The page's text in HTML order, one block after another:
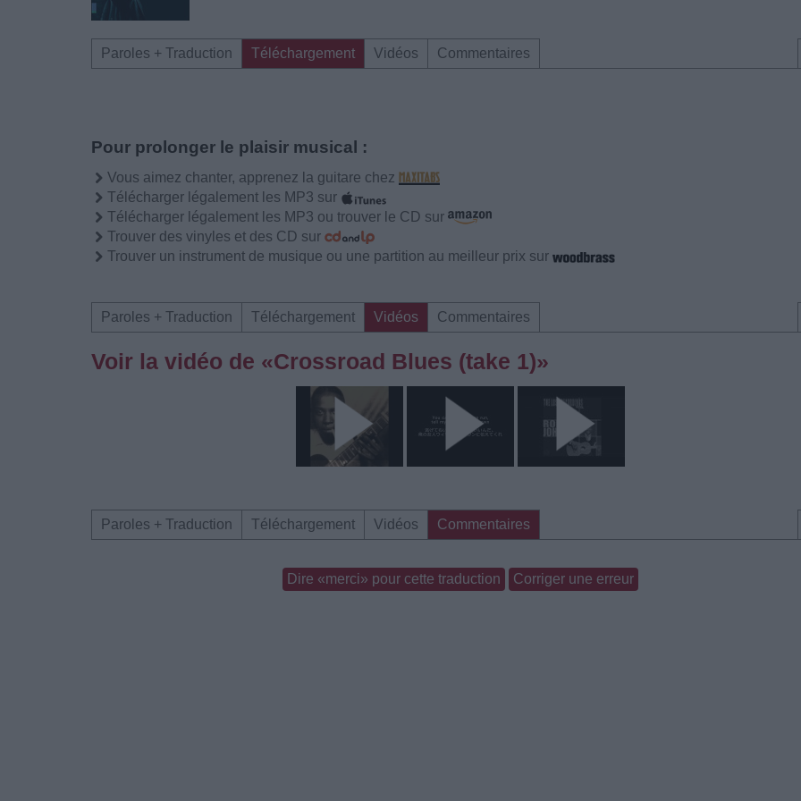
Paroles + Traduction Téléchargement Vidéos Commentaires
Pour prolonger le plaisir musical :
Vous aimez chanter, apprenez la guitare chez
Télécharger légalement les MP3 sur
Télécharger légalement les MP3 ou trouver le CD sur
Trouver des vinyles et des CD sur
Trouver un instrument de musique ou une partition au meilleur prix sur
Paroles + Traduction Téléchargement Vidéos Commentaires
Voir la vidéo de «Crossroad Blues (take 1)»
Paroles + Traduction Téléchargement Vidéos Commentaires
Dire «merci» pour cette traduction Corriger une erreur